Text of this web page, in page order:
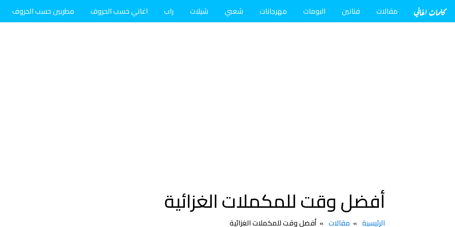
كلمات اغاني مقالات فنانين البومات مهرجانات شعبي شيلات راب اغاني حسب الحروف مطربين حسب الحروف
أفضل وقت للمكملات الغزائية
الرئيسية مقالات أفضل وقت للمكملات الغزائية